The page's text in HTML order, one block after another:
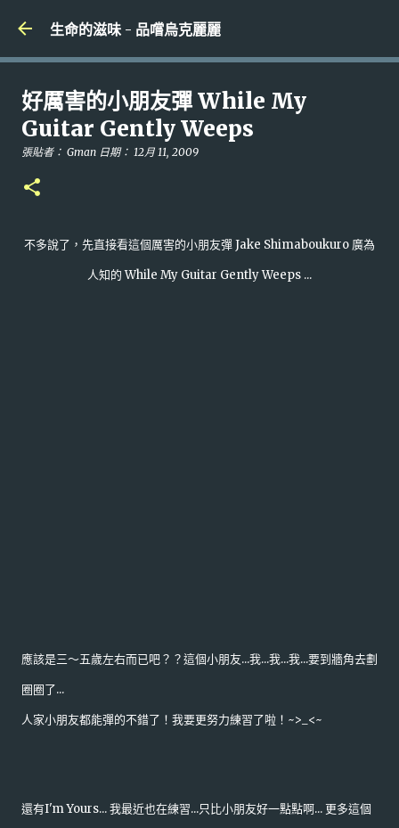
跳到主要內容
生命的滋味 - 品嚐烏克麗麗
好厲害的小朋友彈 While My
Guitar Gently Weeps
張貼者： Gman 日期： 12月 11, 2009
不多說了，先直接看這個厲害的小朋友彈 Jake Shimaboukuro 廣為
人知的 While My Guitar Gently Weeps ...
應該是三～五歲左右而已吧？？這個小朋友...我...我...我...要到牆角去劃
圈圈了...
人家小朋友都能彈的不錯了！我要更努力練習了啦！~>_<~
還有I'm Yours... 我最近也在練習...只比小朋友好一點點啊... 更多這個